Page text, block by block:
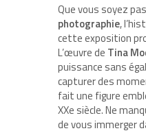
Que vous soyez
photographie,
cette exposition
L’œuvre de Tina
puissance sans
capturer des
fait une figure
XXe siècle. Ne
de vous immerger